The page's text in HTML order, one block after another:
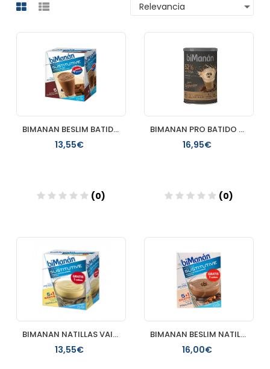
BIMANAN BESLIM BATIDO SABOR CHOCOLATE 6 UNIDADES
13,55€
(0)
BIMANAN PRO BATIDO CAPPUCCINO 360GR
16,95€
(0)
BIMANAN NATILLAS VAINILLA 250 G
13,55€
BIMANAN BESLIM NATILLAS SABOR CHOCOLATE 6 UNIDADES
16,00€